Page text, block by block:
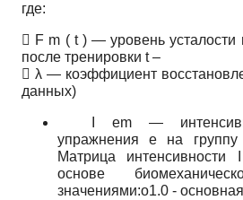
где:
 F m ( t ) — уровень
после тренировки t –
 λ — коэффициент
данных)
em
—
упражненияe на группу
Матрица интенсивности
основе
значениями:o1.0 -